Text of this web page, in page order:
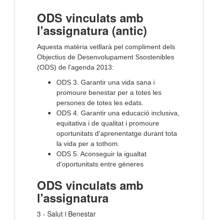
ODS vinculats amb
l'assignatura (antic)
Aquesta matèria vetllarà pel compliment dels
Objectius de Desenvolupament Ssostenibles
(ODS) de l'agenda 2013:
ODS 3. Garantir una vida sana i
promoure benestar per a totes les
persones de totes les edats.
ODS 4. Garantir una educació inclusiva,
equitativa i de qualitat i promoure
oportunitats d'aprenentatge durant tota
la vida per a tothom.
ODS 5. Aconseguir la igualtat
d'oportunitats entre gèneres
ODS vinculats amb
l'assignatura
3 - Salut i Benestar